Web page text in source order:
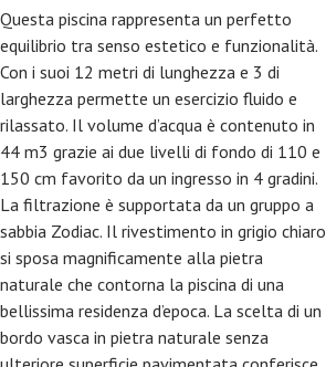
Questa piscina rappresenta un perfetto
equilibrio tra senso estetico e funzionalità.
Con i suoi 12 metri di lunghezza e 3 di
larghezza permette un esercizio fluido e
rilassato. Il volume d’acqua è contenuto in
44 m3 grazie ai due livelli di fondo di 110 e
150 cm favorito da un ingresso in 4 gradini.
La filtrazione è supportata da un gruppo a
sabbia Zodiac. Il rivestimento in grigio chiaro
si sposa magnificamente alla pietra
naturale che contorna la piscina di una
bellissima residenza d’epoca. La scelta di un
bordo vasca in pietra naturale senza